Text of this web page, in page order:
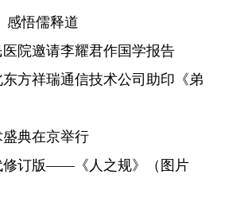
感悟儒释道
院邀请李耀君作国学报告
东方祥瑞通信技术公司助印《弟
典在京举行
修订版——《人之规》（图片